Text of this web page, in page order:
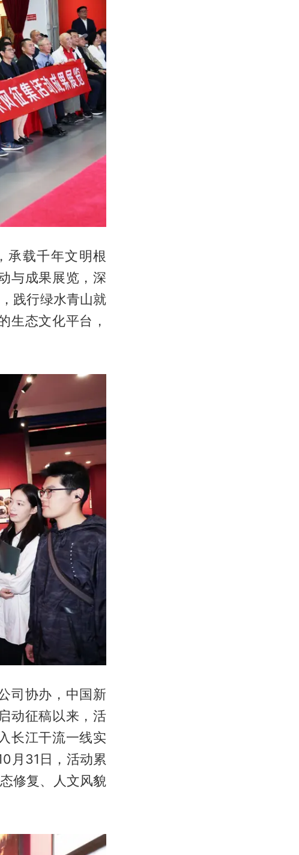
承载千年文明根
与成果展览，深
践行绿水青山就
生态文化平台，
司协办，中国新
动征稿以来，活
长江干流一线实
月31日，活动累
修复、人文风貌